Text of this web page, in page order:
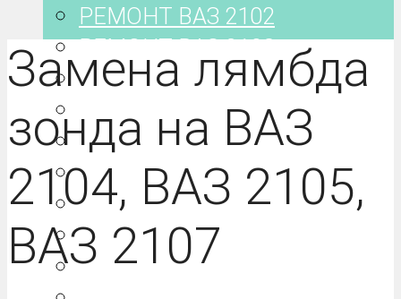
РЕМОНТ ВАЗ 2102
РЕМОНТ ВАЗ 2103
РЕМОНТ ВАЗ 2104
РЕМОНТ ВАЗ 2105
РЕМОНТ ВАЗ 2106
РЕМОНТ ВАЗ 2107
РЕМОНТ ВАЗ 2108
РЕМОНТ ВАЗ 2109
РЕМОНТ ВАЗ 21099
Замена лямбда
зонда на ВАЗ
2104, ВАЗ 2105,
ВАЗ 2107